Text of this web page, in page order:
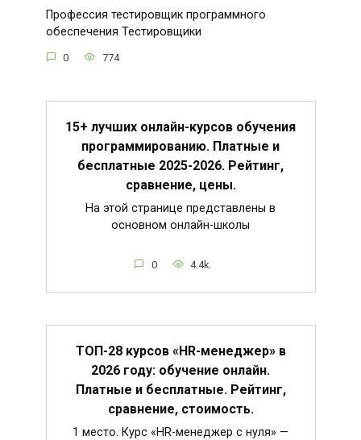
Профессия тестировщик программного
обеспечения Тестировщики
0 774
15+ лучших онлайн-курсов обучения
программированию. Платные и
бесплатные 2025-2026. Рейтинг,
сравнение, цены.
На этой странице представлены в
основном онлайн-школы
0 4.4k.
ТОП-28 курсов «HR-менеджер» в
2026 году: обучение онлайн.
Платные и бесплатные. Рейтинг,
сравнение, стоимость.
1 место. Курс «HR-менеджер с нуля» —